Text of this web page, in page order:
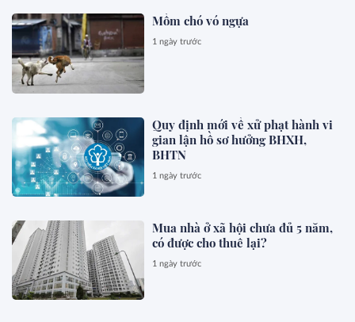
Mồm chó vó ngựa
1 ngày trước
Quy định mới về xử phạt hành vi
gian lận hồ sơ hưởng BHXH,
BHTN
1 ngày trước
Mua nhà ở xã hội chưa đủ 5 năm,
có được cho thuê lại?
1 ngày trước